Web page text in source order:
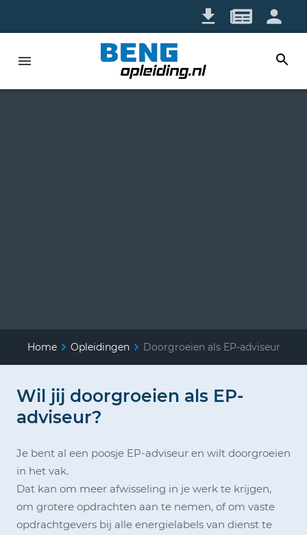
Home Opleidingen Doorgroeien als EP-adviseur
Wil jij doorgroeien als EP-
adviseur?
Je bent al een poosje EP-adviseur en wilt doorgroeien
in het vak.
Dat kan om meer afwisseling in je werk te krijgen,
om grotere opdrachten aan te nemen, of om vaste
opdrachtgevers bij alle energielabels van dienst te